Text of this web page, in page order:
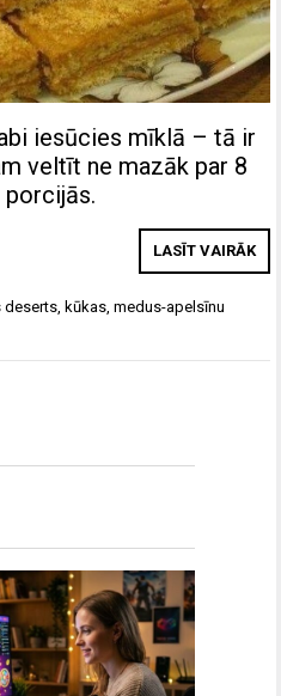
iesūcies mīklā – tā ir
veltīt ne mazāk par 8
LASĪT VAIRĀK
deserts ,kūkas ,medus-apelsīnu